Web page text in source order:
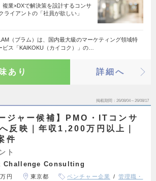
複業×DXで解決策を設計するコンサ
ライアントの「社員が欲しい」
（ブラム）は、国内最大級のマーケティング領域特
ス「KAIKOKU（カイコク）」の…
あり 詳細へ
掲載期間 26/08/04～26/08/17
ジャー候補】PMO・ITコンサ
反映｜年収1,200万円以上｜
件
ト
Challenge Consulting
円 東京都 ベンチャー企業
管理職・